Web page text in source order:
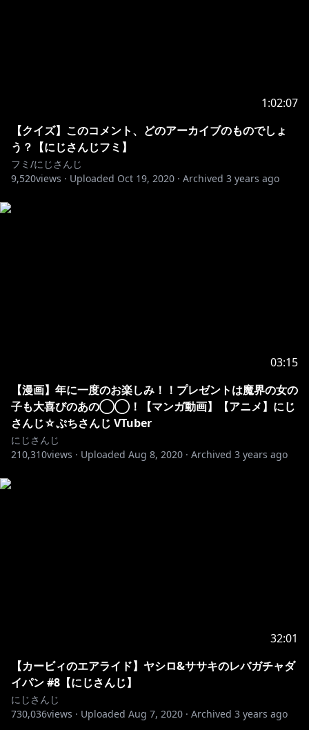
・니지산지 관련
◆ 공식Twitter
@NIJISANJI_KR
1:02:07
【クイズ】このコメント、どのアーカイブのものでしょ
う？【にじさんじフミ】
フミ/にじさんじ
9,520views · Uploaded Oct 19, 2020 · Archived 3 years ago
03:15
【漫画】年に一度のお楽しみ！！プレゼントは魔界の女の
子も大喜びのあの◯◯！【マンガ動画】【アニメ】にじ
さんじ☆ぷちさんじ VTuber
にじさんじ
210,310views · Uploaded Aug 8, 2020 · Archived 3 years ago
32:01
【カービィのエアライド】ヤシロ&ササキのレバガチャダ
イパン #8【にじさんじ】
にじさんじ
730,036views · Uploaded Aug 7, 2020 · Archived 3 years ago